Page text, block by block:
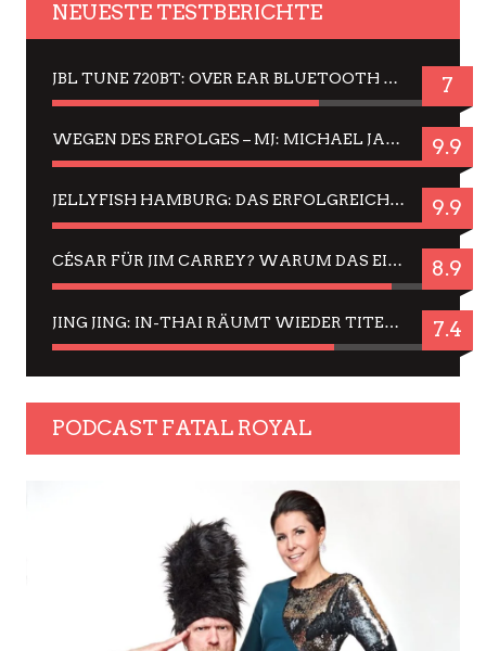
NEUESTE TESTBERICHTE
JBL TUNE 720BT: OVER EAR BLUETOOTH KOPFHÖRER UM DIE 50,-€ IM DAUER-TEST 7
WEGEN DES ERFOLGES – MJ: MICHAEL JACKSON MUSICAL IN EINER MATINEE SEHEN 9.9
JELLYFISH HAMBURG: DAS ERFOLGREICHE SOMMER-MENÜ 2025 IN GEFÜHLEN UND BILDERN 9.9
CÉSAR FÜR JIM CARREY? WARUM DAS EINER DER NERVIGSTEN ACTORS IST UND BLEIBT 8.9
JING JING: IN-THAI RÄUMT WIEDER TITEL AB – EIN ZWEI-STUNDEN-ERLEBNISBERICHT 7.4
PODCAST FATAL ROYAL